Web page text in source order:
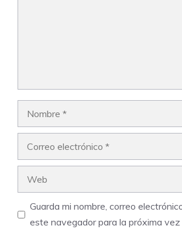
Guarda mi nombre, correo
este navegador para la próxima